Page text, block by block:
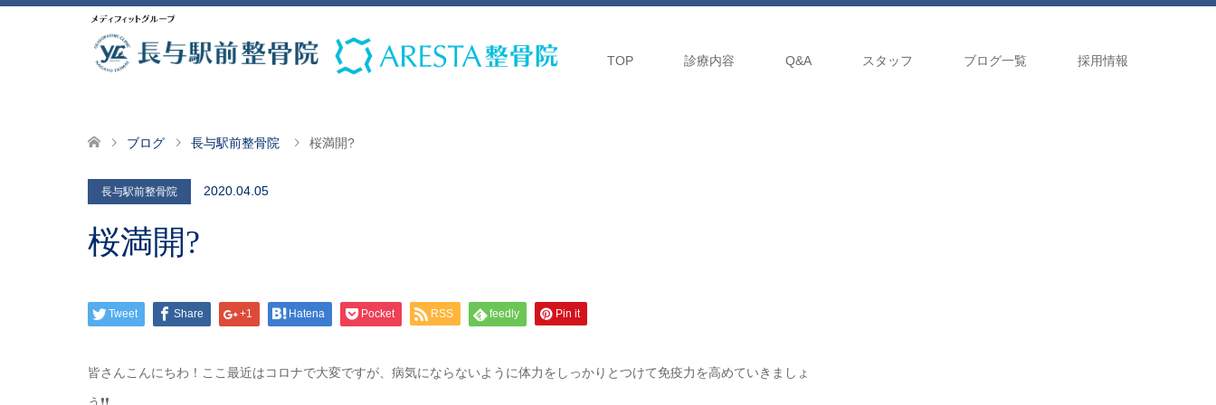
TOP 診療内容 Q&A スタッフ ブログ一覧 採用情報
ブログ 長与駅前整骨院 桜満開?
長与駅前整骨院 2020.04.05
桜満開?
Tweet Share +1 Hatena Pocket RSS feedly Pin it
皆さんこんにちわ！ここ最近はコロナで大変ですが、病気にならないように体力をしっかりとつけて免疫力を高めていきましょ